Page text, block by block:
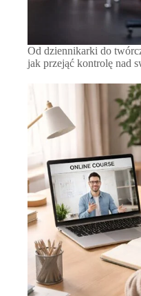
Od dziennikarki do
jak przejąć kontrolę nad